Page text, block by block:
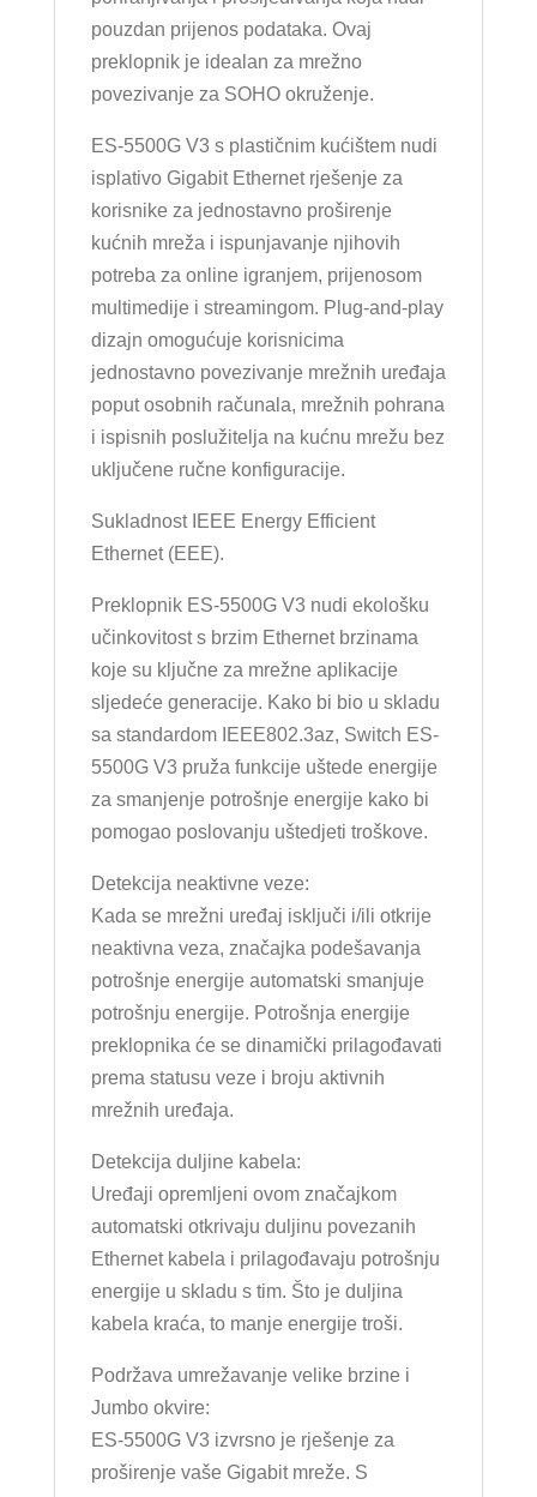
pouzdan prijenos podataka. Ovaj
preklopnik je idealan za mrežno
povezivanje za SOHO okruženje.
ES-5500G V3 s plastičnim kućištem nudi
isplativo Gigabit Ethernet rješenje za
korisnike za jednostavno proširenje
kućnih mreža i ispunjavanje njihovih
potreba za online igranjem, prijenosom
multimedije i streamingom. Plug-and-play
dizajn omogućuje korisnicima
jednostavno povezivanje mrežnih uređaja
poput osobnih računala, mrežnih pohrana
i ispisnih poslužitelja na kućnu mrežu bez
uključene ručne konfiguracije.
Sukladnost IEEE Energy Efficient
Ethernet (EEE).
Preklopnik ES-5500G V3 nudi ekološku
učinkovitost s brzim Ethernet brzinama
koje su ključne za mrežne aplikacije
sljedeće generacije. Kako bi bio u skladu
sa standardom IEEE802.3az, Switch ES-
5500G V3 pruža funkcije uštede energije
za smanjenje potrošnje energije kako bi
pomogao poslovanju uštedjeti troškove.
Detekcija neaktivne veze:
Kada se mrežni uređaj isključi i/ili otkrije
neaktivna veza, značajka podešavanja
potrošnje energije automatski smanjuje
potrošnju energije. Potrošnja energije
preklopnika će se dinamički prilagođavati
prema statusu veze i broju aktivnih
mrežnih uređaja.
Detekcija duljine kabela:
Uređaji opremljeni ovom značajkom
automatski otkrivaju duljinu povezanih
Ethernet kabela i prilagođavaju potrošnju
energije u skladu s tim. Što je duljina
kabela kraća, to manje energije troši.
Podržava umrežavanje velike brzine i
Jumbo okvire:
ES-5500G V3 izvrsno je rješenje za
proširenje vaše Gigabit mreže. S